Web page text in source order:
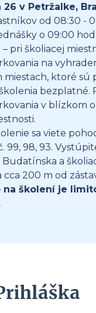
26 v Petržalke,
od 08:30 -
o 09:00 hod.
– pri školiacej
na
miestach, ktoré sú
bezplatné.
v blízkom
sa viete
99, 98, 93.
Budatínska a
cca 200 m od
na školení je